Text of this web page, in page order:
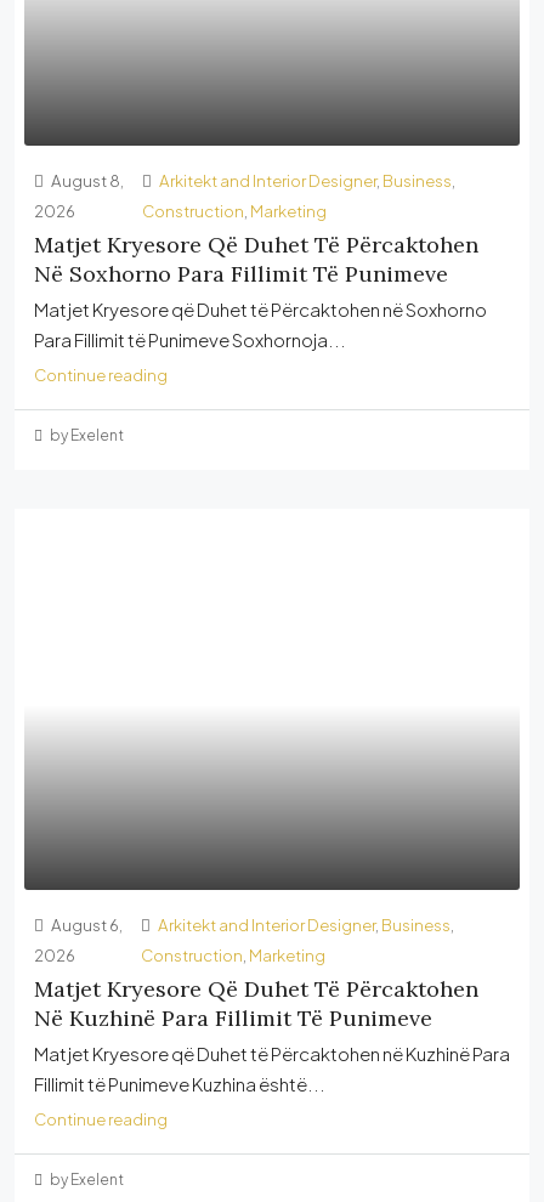
August 8,
2026
Arkitekt and Interior Designer, Business
Construction Marketing
Matjet Kryesore Që Duhet Të Përcaktohen
Në Soxhorno Para Fillimit Të Punimeve
Matjet Kryesore që Duhet të Përcaktohen në Soxhorno
Para Fillimit të Punimeve Soxhornoja...
Continue reading
by Exelent
August 6,
2026
Arkitekt and Interior Designer, Business
Construction Marketing
Matjet Kryesore Që Duhet Të Përcaktohen
Në Kuzhinë Para Fillimit Të Punimeve
Matjet Kryesore që Duhet të Përcaktohen në Kuzhinë Para
Fillimit të Punimeve Kuzhina është...
Continue reading
by Exelent